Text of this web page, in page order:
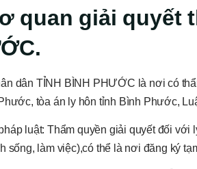
quan giải quyết
dân TỈNH BÌNH PHƯỚC là nơi có
tòa án ly hôn tỉnh Bình Phước,
luật: Thẩm quyền giải quyết đối
sống, làm việc),có thể là nơi đăng ký